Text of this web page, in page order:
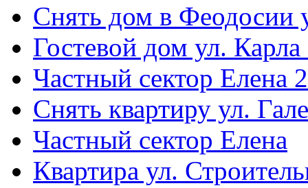
Снять дом в Феодосии
Гостевой дом ул.
Частный сектор Елена 2
Снять квартиру ул.
Частный сектор Елена
Квартира ул.